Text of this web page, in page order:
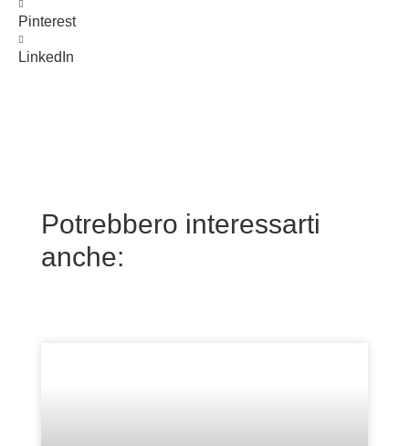
Pinterest
LinkedIn
Potrebbero interessarti
anche: